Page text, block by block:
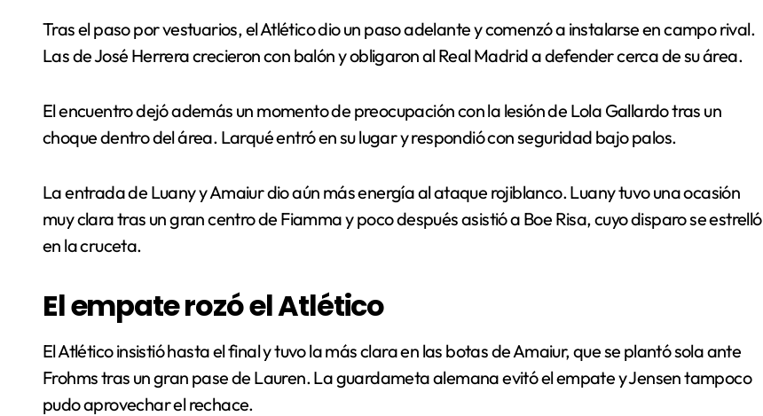
Tras el paso por vestuarios, el Atlético dio un paso adelante y comenzó a instalarse en campo rival.
Las de José Herrera crecieron con balón y obligaron al Real Madrid a defender cerca de su área.
El encuentro dejó además un momento de preocupación con la lesión de Lola Gallardo tras un
choque dentro del área. Larqué entró en su lugar y respondió con seguridad bajo palos.
La entrada de Luany y Amaiur dio aún más energía al ataque rojiblanco. Luany tuvo una ocasión
muy clara tras un gran centro de Fiamma y poco después asistió a Boe Risa, cuyo disparo se estrelló
en la cruceta.
El empate rozó el Atlético
El Atlético insistió hasta el final y tuvo la más clara en las botas de Amaiur, que se plantó sola ante
Frohms tras un gran pase de Lauren. La guardameta alemana evitó el empate y Jensen tampoco
pudo aprovechar el rechace.